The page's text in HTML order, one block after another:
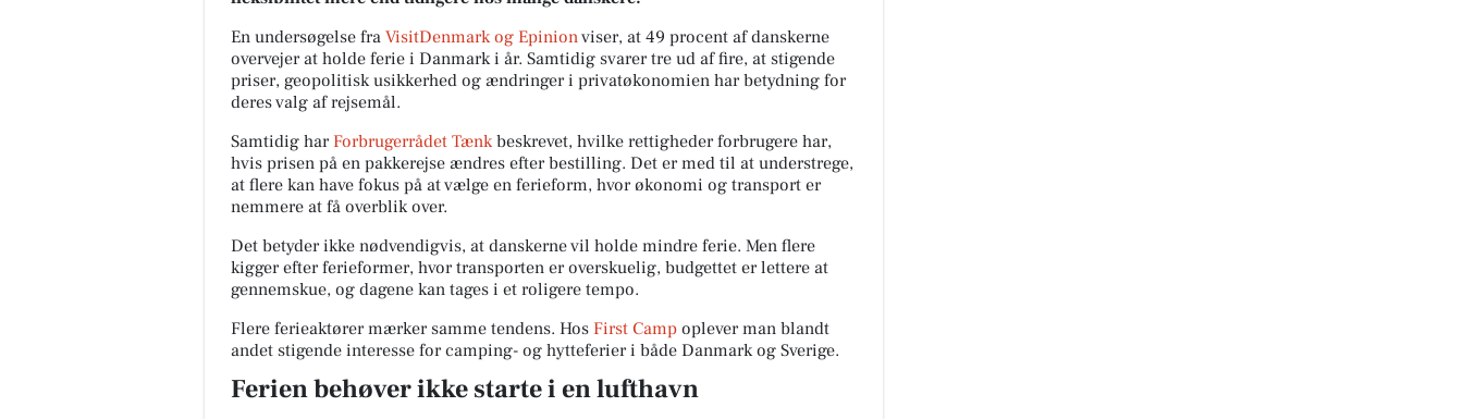
En undersøgelse fra VisitDenmark og Epinionviser, at 49 procent af danskerne
overvejer at holde ferie i Danmark i år. Samtidig svarer tre ud af fire, at stigende
priser, geopolitisk usikkerhed og ændringer i privatøkonomien har betydning for
deres valg af rejsemål.
Samtidig har Forbrugerrådet Tænkbeskrevet, hvilke rettigheder forbrugere har,
hvis prisen på en pakkerejse ændres efter bestilling. Det er med til at understrege,
at flere kan have fokus på at vælge en ferieform, hvor økonomi og transport er
nemmere at få overblik over.
Det betyder ikke nødvendigvis, at danskerne vil holde mindre ferie. Men flere
kigger efter ferieformer, hvor transporten er overskuelig, budgettet er lettere at
gennemskue, og dagene kan tages i et roligere tempo.
Flere ferieaktører mærker samme tendens. Hos First Camp oplever man blandt
andet stigende interesse for camping- og hytteferier i både Danmark og Sverige.
Ferien behøver ikke starte i en lufthavn